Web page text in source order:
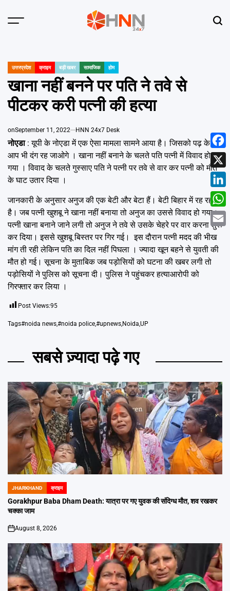
Menu
POSTED
उत्तरप्रदेश क्राइम बड़ी खबर सामाजिक होम
खाना नहीं बनने पर पति ने तवे से
पीटकर करी पत्नी की हत्या
onSeptember 11, 2022 HNN 24x7 Desk
नोएडा: यूपी के नोएडा में एक ऐसा मामला सामने आया है। जिसको पढ़ के
आप भी दंग रह जाओगे । खाना नहीं बनाने के चलते पति पत्नी में विवाद हो
गया । विवाद के चलते गुस्साए पति ने पत्नी पर तवे से वार कर पत्नी को मौत
के घाट उतार दिया ।
जानकारी के अनुसार अनुज की एक बेटी और बेटा हैं। बेटी बिहार में रह रही
है। जब पत्नी खुशबू ने खाना नहीं बनाया तो अनुज का उससे विवाद हो गया।
पत्नी खाना बनाने जाने लगी तो अनुज ने तवे से उसके चेहरे पर वार करना शुरू
कर दिया। इससे खुशबू बिस्तर पर गिर गई। इस दौरान पत्नी मदद की भीख
मांग ती रही लेकिन पति का दिल नहीं पिघला । ज्यादा खून बहने से युवती की
मौत हो गई। सूचना के मुताबिक जब पड़ोसियों को घटना की खबर लगी तो
पड़ोसियों ने पुलिस को सूचना दी। पुलिस ने पहुंचकर हत्याआरोपी को
गिरफ्तार कर लिया ।
Post Views:95
Tags#noida news,#noida police,#upnews,Noida,UP
सबसे ज़्यादा पढ़े गए
POSTED
IN
JHARKHAND क्राइम
Gorakhpur Baba Dham Death: यात्रा पर गए युवक की संदिग्ध मौत, शव रखकर
चक्का जाम
on
August 8, 2026
X